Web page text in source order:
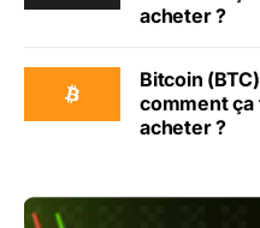
acheter ?
Bitcoin
comment
acheter ?